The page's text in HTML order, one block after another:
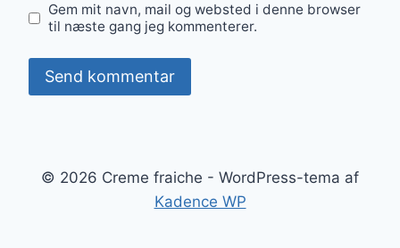
Gem mit navn, mail og websted i denne browser
til næste gang jeg kommenterer.
© 2026 Creme fraiche - WordPress-tema af
Kadence WP